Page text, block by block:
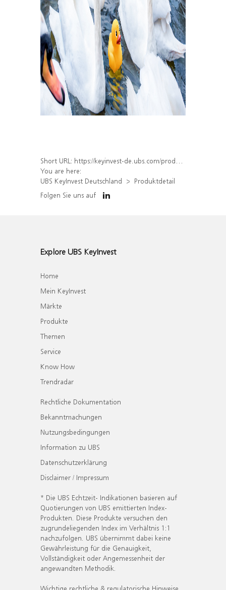
Short URL: https://keyinvest-de.ubs.com/produkt/detail/index/isin/DE000WA8UQ31
You are here:
UBS KeyInvest Deutschland
Produktdetail
Folgen Sie uns auf
Explore UBS KeyInvest
Home
Mein KeyInvest
Märkte
Produkte
Themen
Service
Know How
Trendradar
Rechtliche Dokumentation
Bekanntmachungen
Nutzungsbedingungen
Information zu UBS
Datenschutzerklärung
Disclaimer / Impressum
* Die UBS Echtzeit- Indikationen basieren auf
Quotierungen von UBS emittierten Index-
Produkten. Diese Produkte versuchen den
zugrundeliegenden Index im Verhältnis 1:1
nachzufolgen. UBS übernimmt dabei keine
Gewährleistung für die Genauigkeit,
Vollständigkeit oder Angemessenheit der
angewandten Methodik.